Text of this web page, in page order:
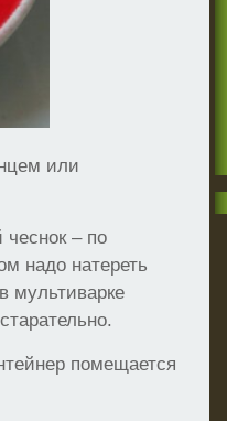
или
– по
надо натереть
мультиварке
помещается